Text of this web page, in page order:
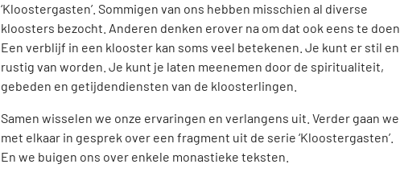
‘Kloostergasten’. Sommigen van ons hebben misschien al diverse
kloosters bezocht. Anderen denken erover na om dat ook eens te doen.
Een verblijf in een klooster kan soms veel betekenen. Je kunt er stil en
rustig van worden. Je kunt je laten meenemen door de spiritualiteit,
gebeden en getijdendiensten van de kloosterlingen.
Samen wisselen we onze ervaringen en verlangens uit. Verder gaan we
met elkaar in gesprek over een fragment uit de serie ‘Kloostergasten’.
En we buigen ons over enkele monastieke teksten.